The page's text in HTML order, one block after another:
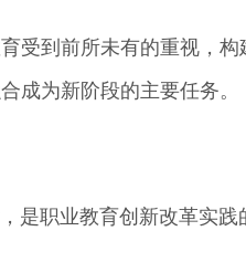
受到前所未有的重视，构
成为新阶段的主要任务。
是职业教育创新改革实践